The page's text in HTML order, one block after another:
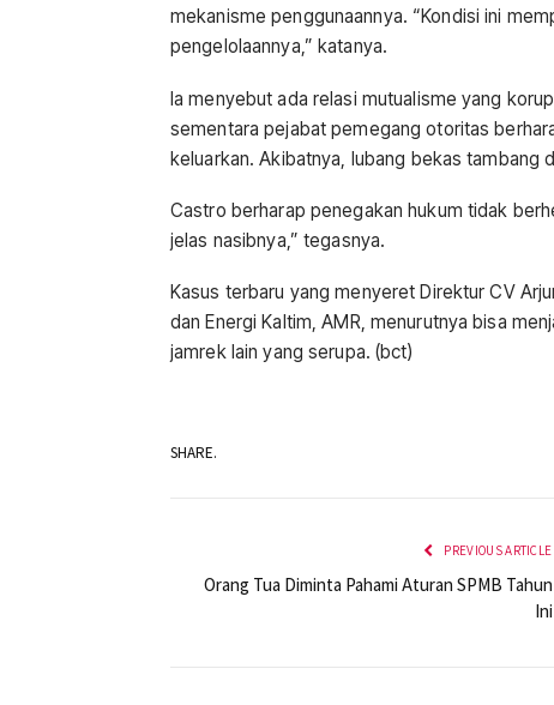
mekanisme penggunaannya. “Kondisi ini
pengelolaannya,” katanya.
Ia menyebut ada relasi mutualisme yang
sementara pejabat pemegang otoritas
keluarkan. Akibatnya, lubang bekas tambang
Castro berharap penegakan hukum tidak
jelas nasibnya,” tegasnya.
Kasus terbaru yang menyeret Direktur CV
dan Energi Kaltim, AMR, menurutnya bisa
jamrek lain yang serupa. (bct)
SHARE.
PREVIOUS ARTICLE
Orang Tua Diminta Pahami Aturan SPMB Tahun
Ini